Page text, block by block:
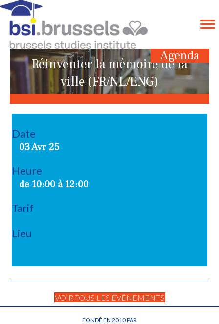
Agenda
Réinventer la mémoire de la
ville (FR/NL/ENG)
Date
03 Avr 25
Heure
de 10:00 à 12:00
Tarif
Lieu
VOIR TOUS LES ÉVÉNEMENTS
FONDÉ EN 2010 PAR